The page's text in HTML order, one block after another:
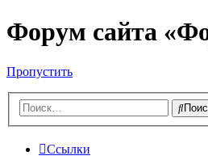
Форум сайта
Пропустить
Ссылки